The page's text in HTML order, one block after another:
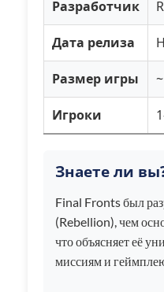
Разработчик
Дата релиза
Размер игры
Игроки
Знаете ли
Final Fronts был
(Rebellion), чем
что объясняет её
миссиям и